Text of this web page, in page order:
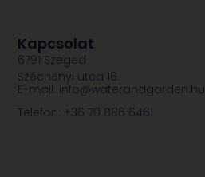
Kapcsolat
6791 Szeged
Széchenyi utca 16.
E-mail: info@waterandgarden.hu
Telefon: +36 70 886 6461